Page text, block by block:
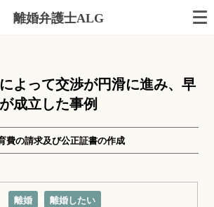
離婚弁護士ALG
よって交渉が円滑に進み、早
成立した事例
費の請求及び公正証書の作成
離婚 離婚したい